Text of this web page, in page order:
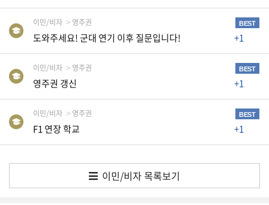
질
문
하
공
지
사
이민/비자 영주권 BEST
도와주세요! 군대 연기 이후 질문입니다! +1
이민/비자 영주권 BEST
영주권 갱신 +1
이민/비자 영주권 BEST
F1 연장 학교 +1
이민/비자 목록보기